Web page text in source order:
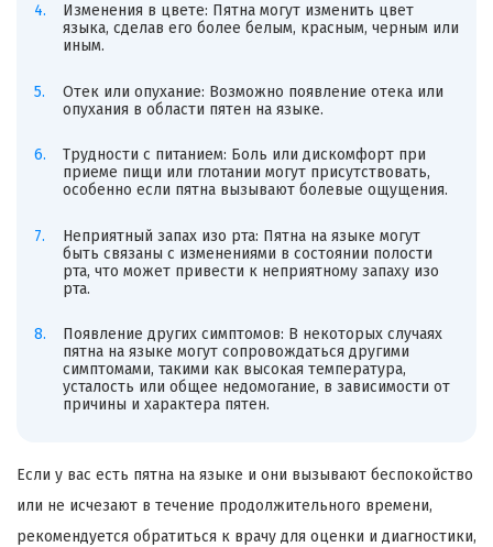
Изменения в цвете: Пятна могут изменить цвет
языка, сделав его более белым, красным, черным или
иным.
Отек или опухание: Возможно появление отека или
опухания в области пятен на языке.
Трудности с питанием: Боль или дискомфорт при
приеме пищи или глотании могут присутствовать,
особенно если пятна вызывают болевые ощущения.
Неприятный запах изо рта: Пятна на языке могут
быть связаны с изменениями в состоянии полости
рта, что может привести к неприятному запаху изо
рта.
Появление других симптомов: В некоторых случаях
пятна на языке могут сопровождаться другими
симптомами, такими как высокая температура,
усталость или общее недомогание, в зависимости от
причины и характера пятен.
Если у вас есть пятна на языке и они вызывают беспокойство
или не исчезают в течение продолжительного времени,
рекомендуется обратиться к врачу для оценки и диагностики,